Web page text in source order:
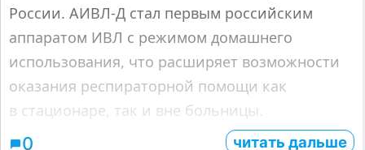
России. АИВЛ-Д стал первым российским
аппаратом ИВЛ с режимом домашнего
использования, что расширяет возможности
оказания респираторной помощи как
в стационаре, так и вне больницы.
0 читать дальше